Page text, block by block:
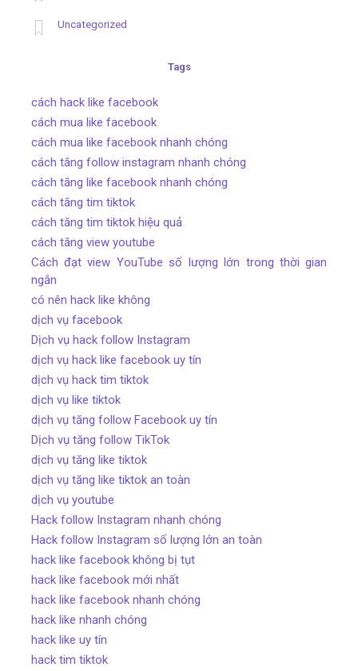
Uncategorized
Tags
cách hack like facebook
cách mua like facebook
cách mua like facebook nhanh chóng
cách tăng follow instagram nhanh chóng
cách tăng like facebook nhanh chóng
cách tăng tim tiktok
cách tăng tim tiktok hiệu quả
cách tăng view youtube
Cách đạt view YouTube số lượng lớn trong thời gian
ngắn
có nên hack like không
dịch vụ facebook
Dịch vụ hack follow Instagram
dịch vụ hack like facebook uy tín
dịch vụ hack tim tiktok
dịch vụ like tiktok
dịch vụ tăng follow Facebook uy tín
Dịch vụ tăng follow TikTok
dịch vụ tăng like tiktok
dịch vụ tăng like tiktok an toàn
dịch vụ youtube
Hack follow Instagram nhanh chóng
Hack follow Instagram số lượng lớn an toàn
hack like facebook không bị tụt
hack like facebook mới nhất
hack like facebook nhanh chóng
hack like nhanh chóng
hack like uy tín
hack tim tiktok